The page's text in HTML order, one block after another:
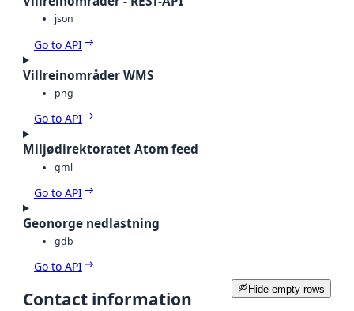
json
Go to API
Villreinområder WMS
png
Go to API
Miljødirektoratet Atom feed
gml
Go to API
Geonorge nedlastning
gdb
Go to API
Hide empty rows
Contact information